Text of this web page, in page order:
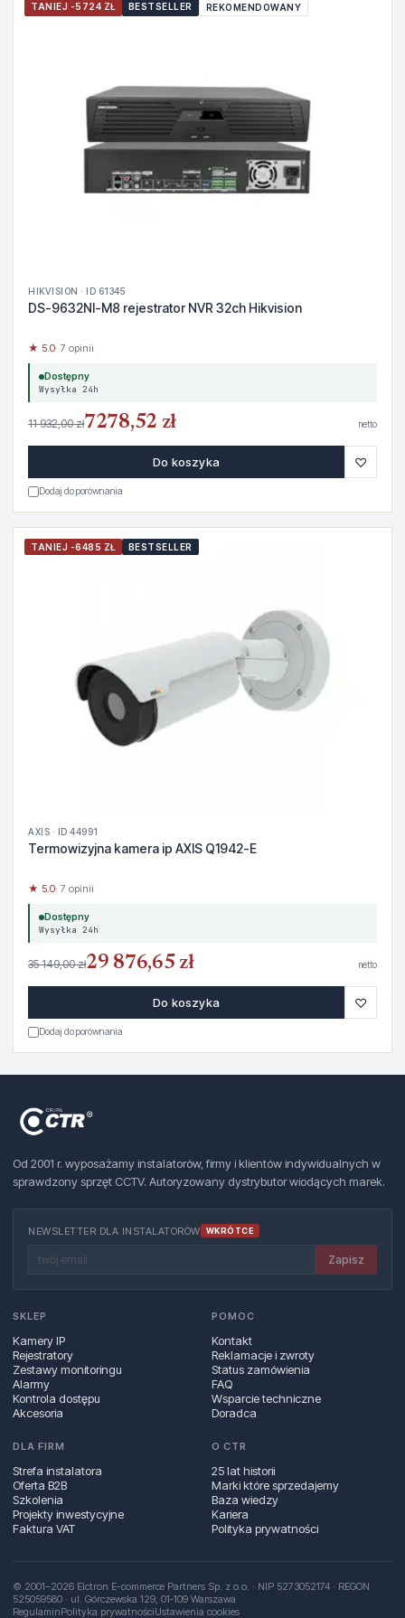
TANIEJ -5724 ZŁ BESTSELLER REKOMENDOWANY
HIKVISION · ID 61345
DS-9632NI-M8 rejestrator NVR 32ch Hikvision
★ 5.0· 7 opinii
Dostępny
Wysyłka 24h
11 932,00 zł7278,52 zł netto
Do koszyka ♡
Dodaj do porównania
TANIEJ -6485 ZŁ BESTSELLER
AXIS · ID 44991
Termowizyjna kamera ip AXIS Q1942-E
★ 5.0· 7 opinii
Dostępny
Wysyłka 24h
35 149,00 zł29 876,65 zł netto
Do koszyka ♡
Dodaj do porównania
Od 2001 r. wyposażamy instalatorów, firmy i klientów indywidualnych w
sprawdzony sprzęt CCTV. Autoryzowany dystrybutor wiodących marek.
NEWSLETTER DLA INSTALATORÓW WKRÓTCE
Zapisz
SKLEP
Kamery IP
Rejestratory
Zestawy monitoringu
Alarmy
Kontrola dostępu
Akcesoria
POMOC
Kontakt
Reklamacje i zwroty
Status zamówienia
FAQ
Wsparcie techniczne
Doradca
DLA FIRM
Strefa instalatora
Oferta B2B
Szkolenia
Projekty inwestycyjne
Faktura VAT
O CTR
25 lat historii
Marki które sprzedajemy
Baza wiedzy
Kariera
Polityka prywatności
© 2001–2026 Elctron E-commerce Partners Sp. z o.o. · NIP 5273052174 · REGON
525059580 · ul. Górczewska 129, 01‑109 Warszawa
RegulaminPolityka prywatnościUstawienia cookies